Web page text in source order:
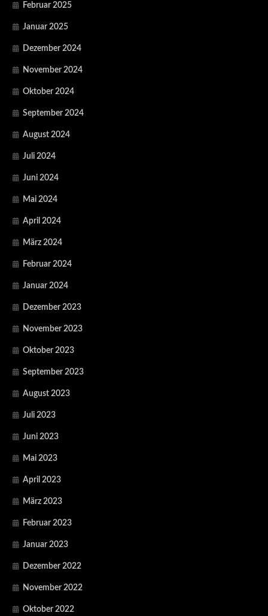
Februar 2025
Januar 2025
Dezember 2024
November 2024
Oktober 2024
September 2024
August 2024
Juli 2024
Juni 2024
Mai 2024
April 2024
März 2024
Februar 2024
Januar 2024
Dezember 2023
November 2023
Oktober 2023
September 2023
August 2023
Juli 2023
Juni 2023
Mai 2023
April 2023
März 2023
Februar 2023
Januar 2023
Dezember 2022
November 2022
Oktober 2022